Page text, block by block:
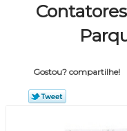
Gostou? compartilhe!